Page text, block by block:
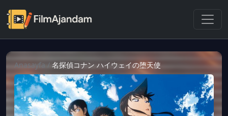
Anasayfa / 名探偵コナン ハイウェイの堕天使